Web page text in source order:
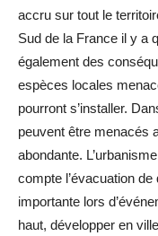
accru sur tout le
Sud de la France il y a
également des
espèces locales
pourront s’installer.
peuvent être menacés
abondante.
compte l’évacuation de
importante lors
haut, développer en